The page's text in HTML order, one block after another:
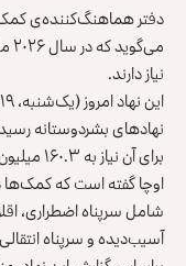
دفتر هماهنگ‌کننده‌ی
نیاز دارند.
برای آن نیاز به ۱۶۰.۳ میلیون دالر بودجه است.
شامل سرپناه اضطراری،
آسیب‌دیده و سرپناه